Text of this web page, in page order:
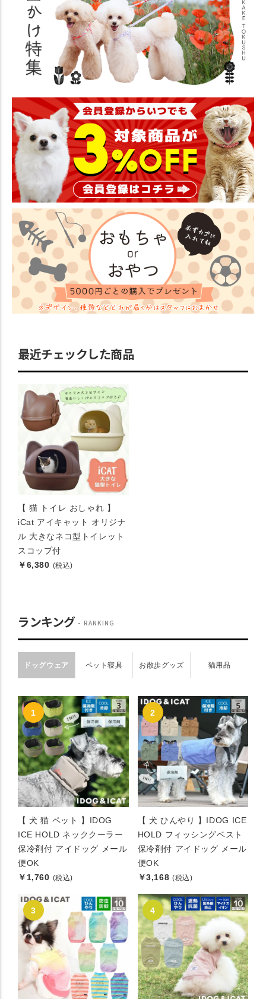
最近チェックした商品
【 猫 トイレ おしゃれ 】
iCat アイキャット オリジナ
ル 大きなネコ型トイレット
スコップ付
￥6,380 (税込)
ランキング RANKING
ドッグウェア ペット寝具 お散歩グッズ 猫用品
【 犬 猫 ペット 】IDOG
ICE HOLD ネッククーラー
保冷剤付 アイドッグ メール
便OK
￥1,760 (税込)
【 犬 ひんやり 】IDOG ICE
HOLD フィッシングベスト
保冷剤付 アイドッグ メール
便OK
￥3,168 (税込)